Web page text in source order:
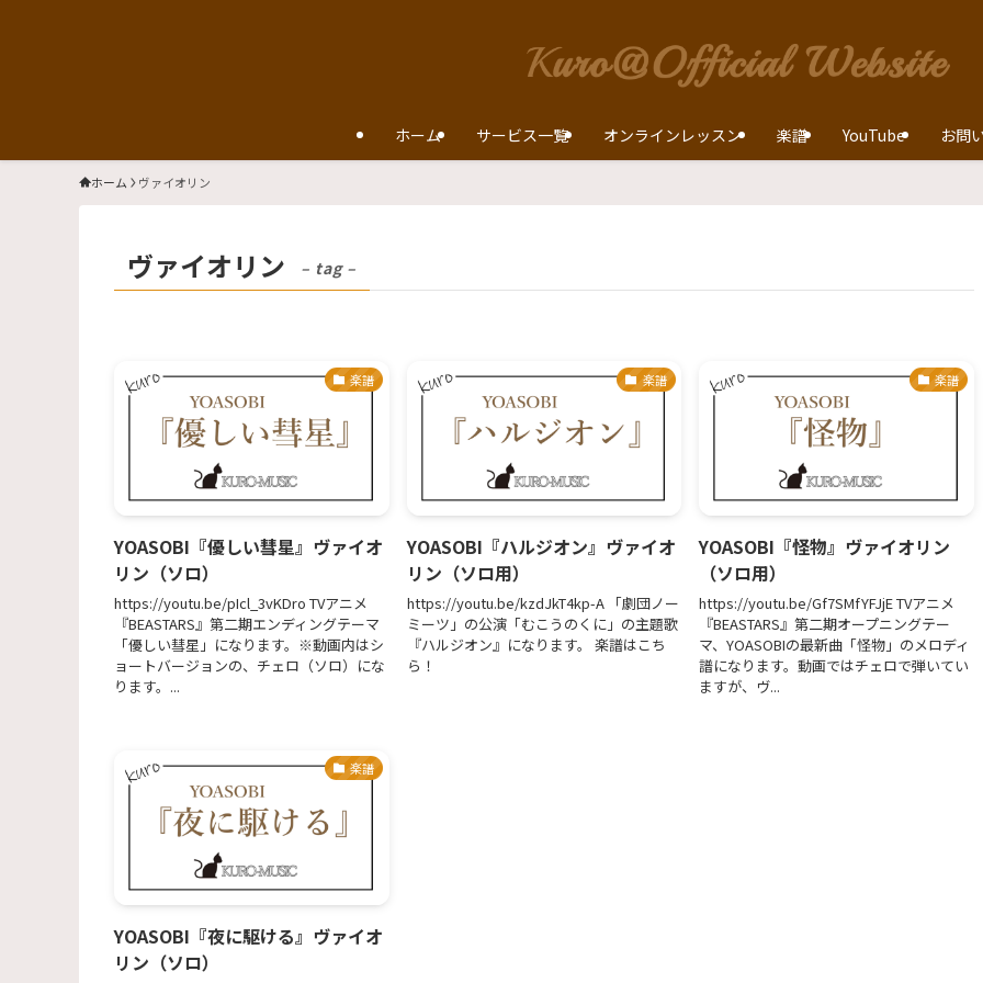
ホーム サービス一覧 オンラインレッスン 楽譜 YouTube お問
ホーム ヴァイオリン
ヴァイオリン – tag –
楽譜
YOASOBI『優しい彗星』ヴァイオ
リン（ソロ）
https://youtu.be/pIcl_3vKDro TVアニメ
『BEASTARS』第二期エンディングテーマ
「優しい彗星」になります。※動画内はシ
ョートバージョンの、チェロ（ソロ）にな
ります。...
楽譜
YOASOBI『ハルジオン』ヴァイオ
リン（ソロ用）
https://youtu.be/kzdJkT4kp-A 「劇団ノー
ミーツ」の公演「むこうのくに」の主題歌
『ハルジオン』になります。 楽譜はこち
ら！
楽譜
YOASOBI『怪物』ヴァイオリン
（ソロ用）
https://youtu.be/Gf7SMfYFJjE TVアニメ
『BEASTARS』第二期オープニングテー
マ、YOASOBIの最新曲「怪物」のメロディ
譜になります。動画ではチェロで弾いてい
ますが、ヴ...
楽譜
YOASOBI『夜に駆ける』ヴァイオ
リン（ソロ）